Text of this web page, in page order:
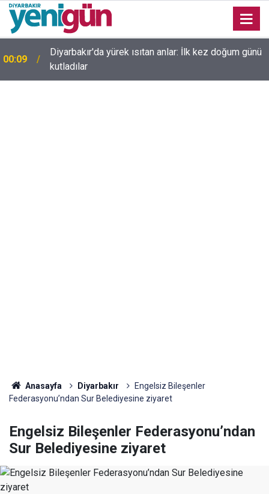
23:36 Diyarbakır'da düğün salonunda kavga: Yaralılar var
Anasayfa Diyarbakır
Engelsiz Bileşenler
Federasyonu’ndan Sur Belediyesine ziyaret
Engelsiz Bileşenler Federasyonu’ndan
Sur Belediyesine ziyaret